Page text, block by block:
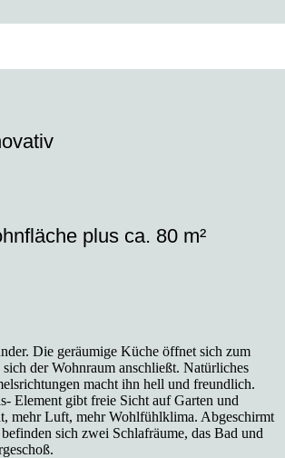
plus ca. 80 m²
Die geräumige Küche öffnet sich zum
der Wohnraum anschließt. Natürliches
macht ihn hell und freundlich.
Element gibt freie Sicht auf Garten und
mehr Luft, mehr Wohlfühlklima. Abgeschirmt
sich zwei Schlafräume, das Bad und